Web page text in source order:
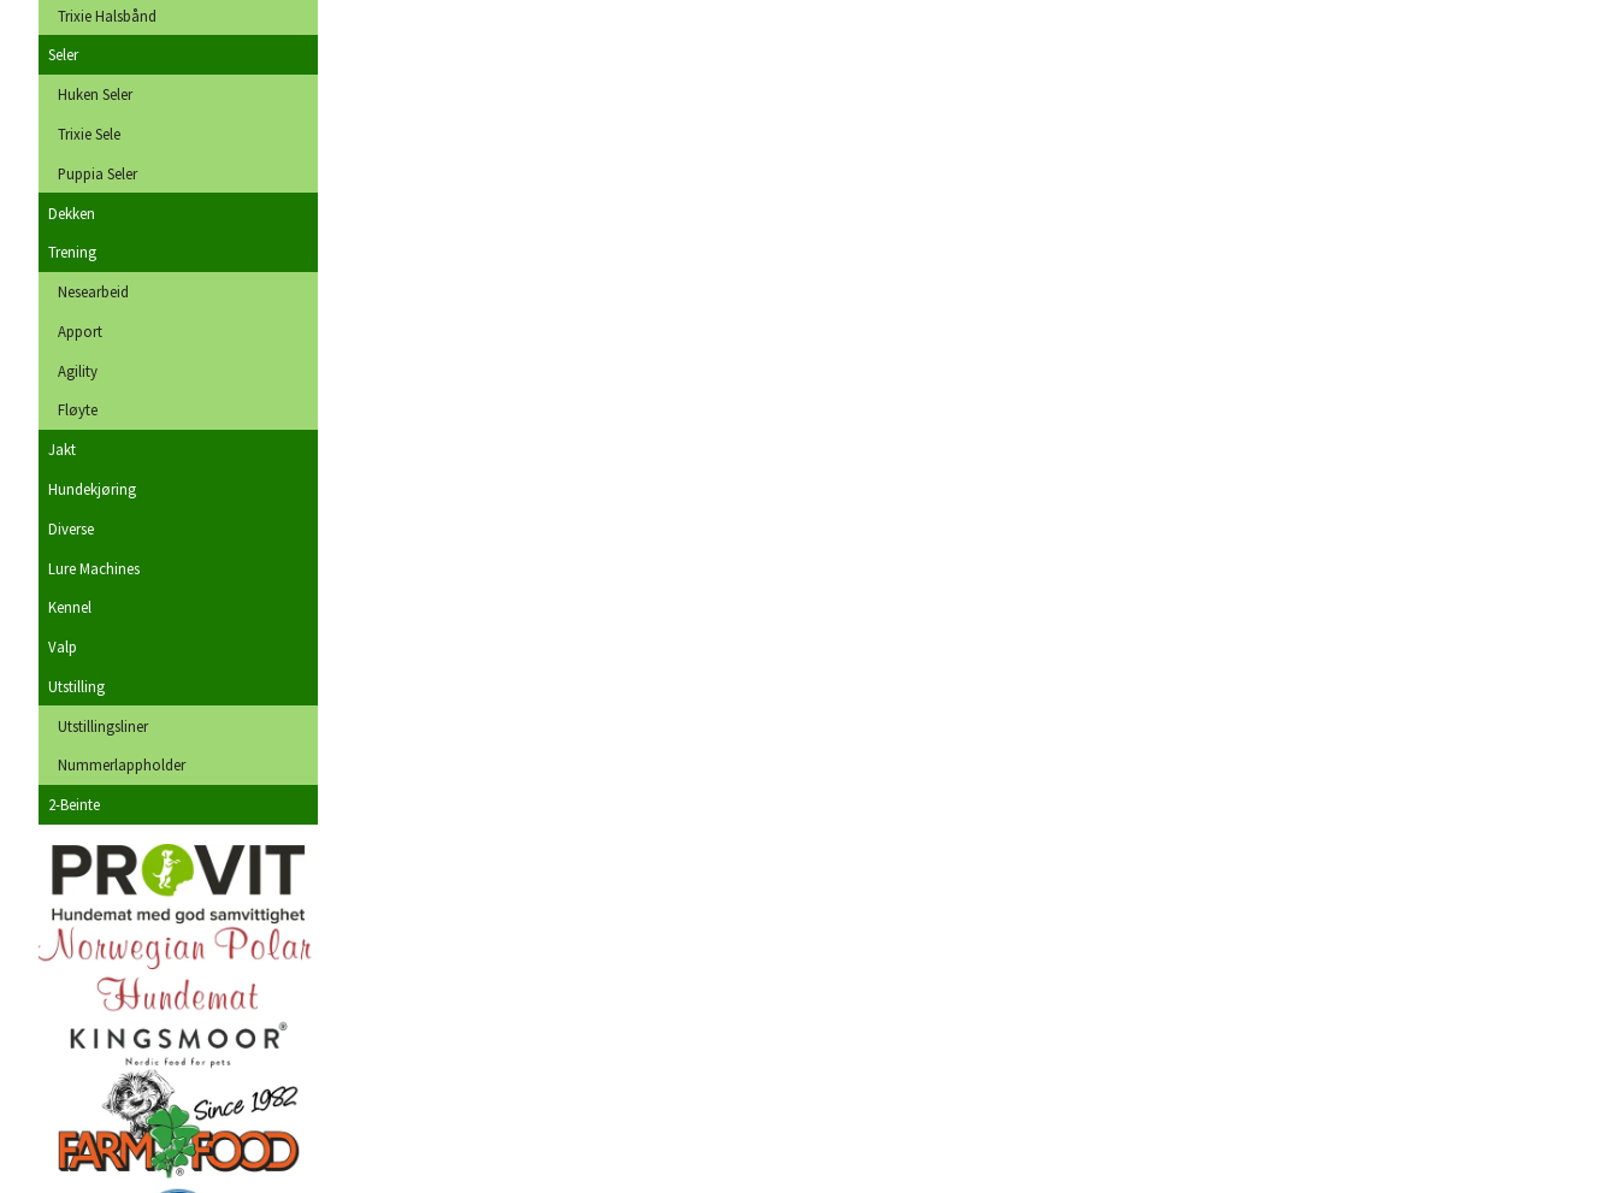
Trixie Halsbånd
Seler
Huken Seler
Trixie Sele
Puppia Seler
Dekken
Trening
Nesearbeid
Apport
Agility
Fløyte
Jakt
Hundekjøring
Diverse
Lure Machines
Kennel
Valp
Utstilling
Utstillingsliner
Nummerlappholder
2-Beinte